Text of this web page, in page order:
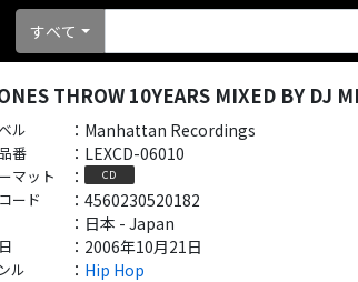
すべて
THROW 10YEARS MIXED BY DJ
ル ： Manhattan Recordings
番 ： LEXCD-06010
マット ： CD
ード ： 4560230520182
： 日本 - Japan
： 2006年10月21日
ル ： Hip Hop